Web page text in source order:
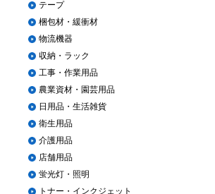
デジタルカタログ
クイックオーダー
（注文番号からご注文）
テープ
梱包材・緩衝材
物流機器
収納・ラック
工事・作業用品
農業資材・園芸用品
日用品・生活雑貨
衛生用品
介護用品
店舗用品
蛍光灯・照明
トナー・インクジェット